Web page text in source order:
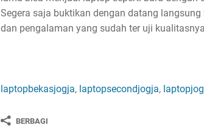
Segera saja buktikan dengan datang
dan pengalaman yang sudah ter uji
laptopbekasjogja, laptopsecondjogja,
BERBAGI